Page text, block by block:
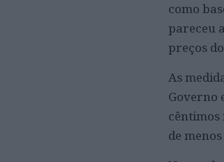
como
pareceu
preços
As
Governo
cêntimos
de